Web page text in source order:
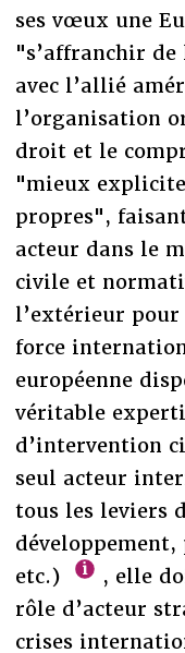
ses vœux une
"s’affranchir
avec l’allié
l’organisation
droit et le
"mieux
propres",
acteur dans le
civile et
l’extérieur
force
européenne
véritable
d’intervention
seul acteur
tous les leviers
etc.)
, elle
rôle d’acteur
crises